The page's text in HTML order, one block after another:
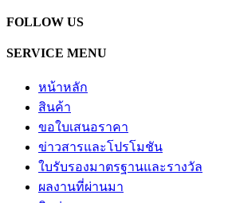
FOLLOW US
SERVICE MENU
หน้าหลัก
สินค้า
ขอใบเสนอราคา
ข่าวสารและโปรโมชัน
ใบรับรองมาตรฐานและรางวัล
ผลงานที่ผ่านมา